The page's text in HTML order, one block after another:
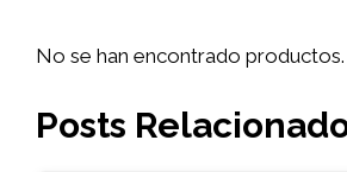
No se han encontrado productos.
Posts